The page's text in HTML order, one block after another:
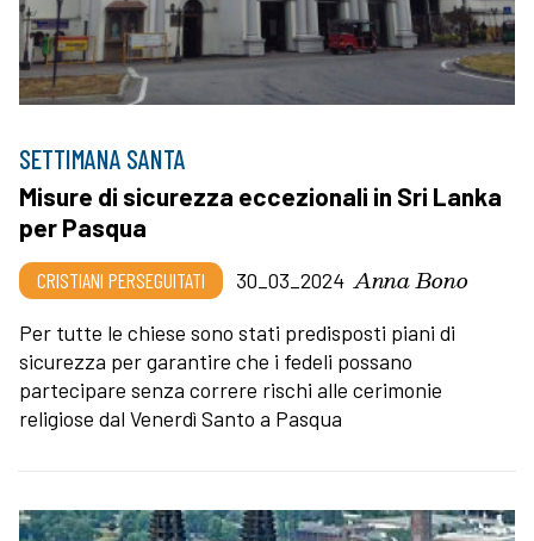
SETTIMANA SANTA
Misure di sicurezza eccezionali in Sri Lanka
per Pasqua
CRISTIANI PERSEGUITATI 30_03_2024 Anna Bono
Per tutte le chiese sono stati predisposti piani di
sicurezza per garantire che i fedeli possano
partecipare senza correre rischi alle cerimonie
religiose dal Venerdì Santo a Pasqua